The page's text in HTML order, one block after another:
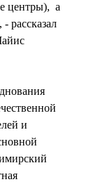
центры), а
рассказал
и